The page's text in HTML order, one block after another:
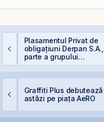
Plasamentul Privat de
obligațiuni Derpan S.A.,
parte a grupului
Golden Foods Snacks,
Graffiti Plus debutează
astăzi pe piața AeRO